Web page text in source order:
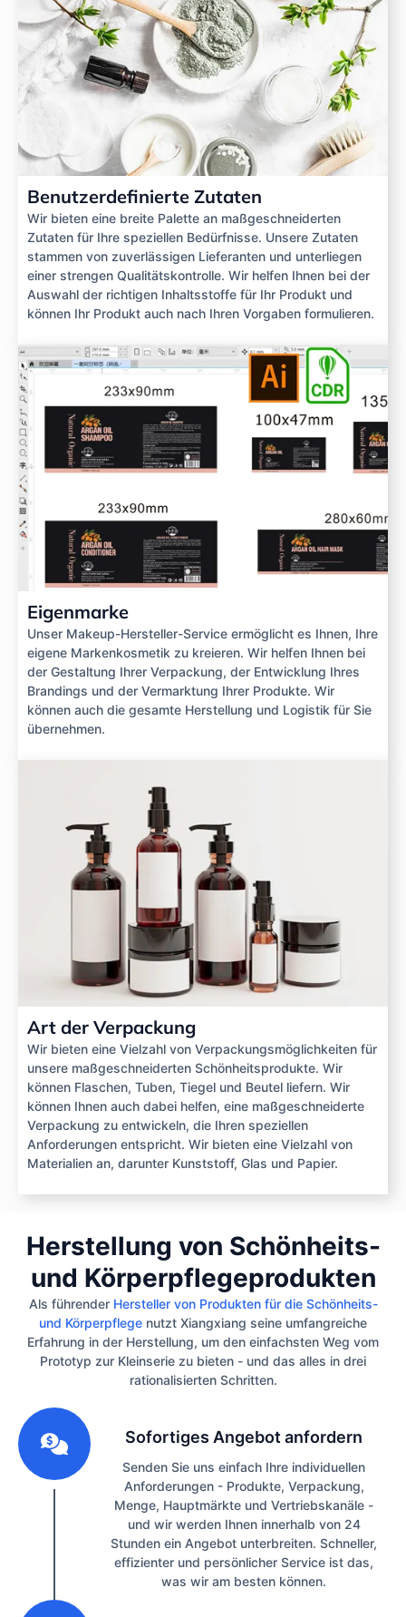
Benutzerdefinierte Zutaten
Wir bieten eine breite Palette an maßgeschneiderten
Zutaten für Ihre speziellen Bedürfnisse. Unsere Zutaten
stammen von zuverlässigen Lieferanten und unterliegen
einer strengen Qualitätskontrolle. Wir helfen Ihnen bei der
Auswahl der richtigen Inhaltsstoffe für Ihr Produkt und
können Ihr Produkt auch nach Ihren Vorgaben formulieren.
Eigenmarke
Unser Makeup-Hersteller-Service ermöglicht es Ihnen, Ihre
eigene Markenkosmetik zu kreieren. Wir helfen Ihnen bei
der Gestaltung Ihrer Verpackung, der Entwicklung Ihres
Brandings und der Vermarktung Ihrer Produkte. Wir
können auch die gesamte Herstellung und Logistik für Sie
übernehmen.
Art der Verpackung
Wir bieten eine Vielzahl von Verpackungsmöglichkeiten für
unsere maßgeschneiderten Schönheitsprodukte. Wir
können Flaschen, Tuben, Tiegel und Beutel liefern. Wir
können Ihnen auch dabei helfen, eine maßgeschneiderte
Verpackung zu entwickeln, die Ihren speziellen
Anforderungen entspricht. Wir bieten eine Vielzahl von
Materialien an, darunter Kunststoff, Glas und Papier.
Herstellung von Schönheits-
und Körperpflegeprodukten
Als führender Hersteller von Produkten für die Schönheits-
und Körperpflege nutzt Xiangxiang seine umfangreiche
Erfahrung in der Herstellung, um den einfachsten Weg vom
Prototyp zur Kleinserie zu bieten - und das alles in drei
rationalisierten Schritten.
Sofortiges Angebot anfordern
Senden Sie uns einfach Ihre individuellen
Anforderungen - Produkte, Verpackung,
Menge, Hauptmärkte und Vertriebskanäle -
und wir werden Ihnen innerhalb von 24
Stunden ein Angebot unterbreiten. Schneller,
effizienter und persönlicher Service ist das,
was wir am besten können.